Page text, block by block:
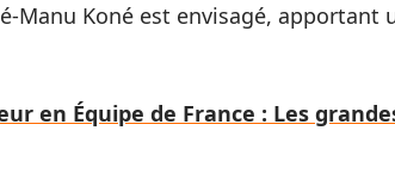
Manu Koné est envisagé, apportant
en Équipe de France : Les